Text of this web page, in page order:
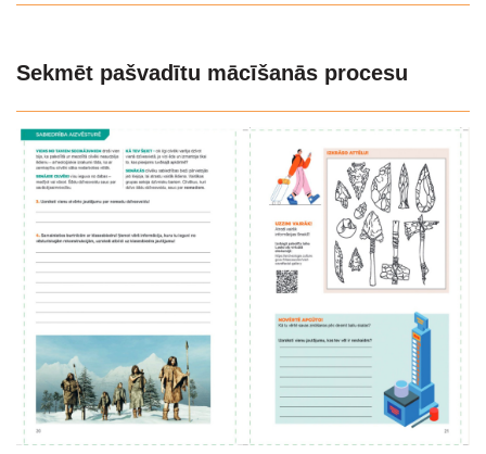
Sekmēt pašvadītu mācīšanās procesu